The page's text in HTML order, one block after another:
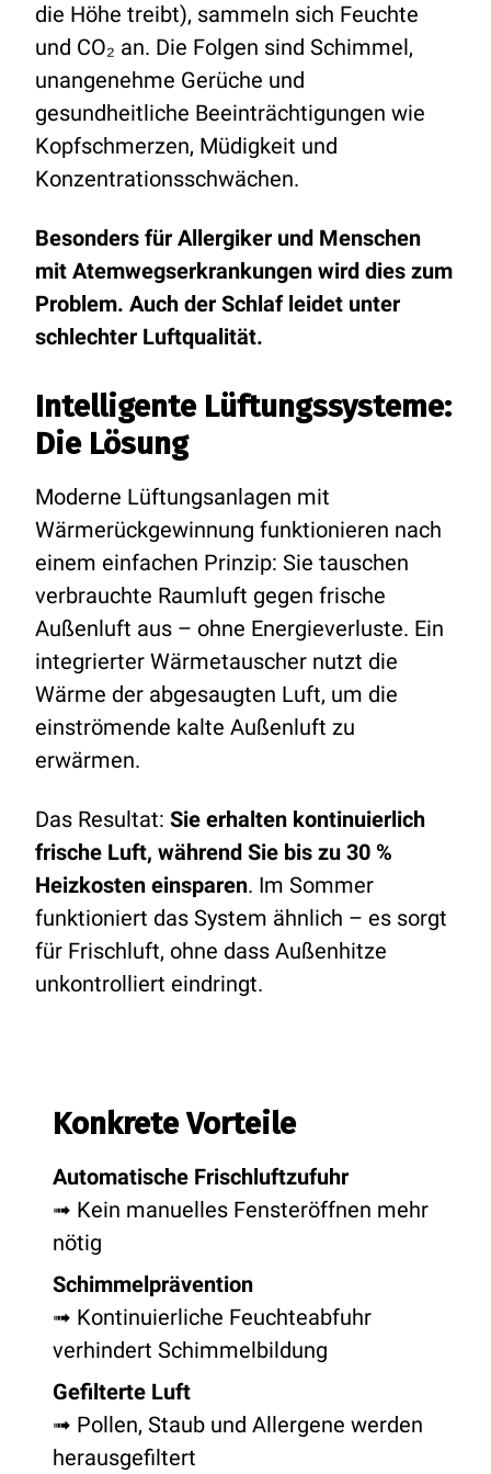
die Höhe treibt), sammeln sich Feuchte
und CO₂ an. Die Folgen sind Schimmel,
unangenehme Gerüche und
gesundheitliche Beeinträchtigungen wie
Kopfschmerzen, Müdigkeit und
Konzentrationsschwächen.
Besonders für Allergiker und Menschen
mit Atemwegserkrankungen wird dies zum
Problem. Auch der Schlaf leidet unter
schlechter Luftqualität.
Intelligente Lüftungssysteme:
Die Lösung
Moderne Lüftungsanlagen mit
Wärmerückgewinnung funktionieren nach
einem einfachen Prinzip: Sie tauschen
verbrauchte Raumluft gegen frische
Außenluft aus – ohne Energieverluste. Ein
integrierter Wärmetauscher nutzt die
Wärme der abgesaugten Luft, um die
einströmende kalte Außenluft zu
erwärmen.
Das Resultat: Sie erhalten kontinuierlich
frische Luft, während Sie bis zu 30 %
Heizkosten einsparen. Im Sommer
funktioniert das System ähnlich – es sorgt
für Frischluft, ohne dass Außenhitze
unkontrolliert eindringt.
Konkrete Vorteile
Automatische Frischluftzufuhr
➟ Kein manuelles Fensteröffnen mehr
nötig
Schimmelprävention
➟ Kontinuierliche Feuchteabfuhr
verhindert Schimmelbildung
Gefilterte Luft
➟ Pollen, Staub und Allergene werden
herausgefiltert